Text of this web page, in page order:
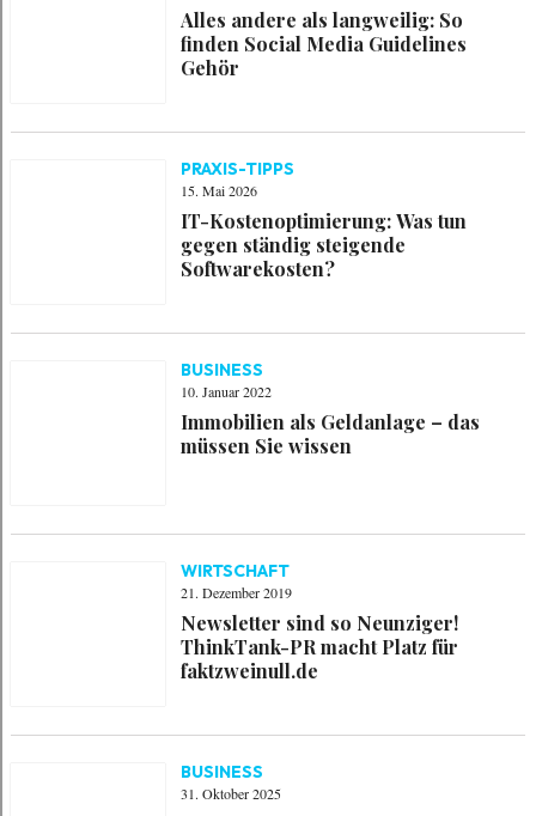
Alles andere als langweilig: So
finden Social Media Guidelines
Gehör
PRAXIS-TIPPS
15. Mai 2026
IT-Kostenoptimierung: Was tun
gegen ständig steigende
Softwarekosten?
BUSINESS
10. Januar 2022
Immobilien als Geldanlage – das
müssen Sie wissen
WIRTSCHAFT
21. Dezember 2019
Newsletter sind so Neunziger!
ThinkTank-PR macht Platz für
faktzweinull.de
BUSINESS
31. Oktober 2025